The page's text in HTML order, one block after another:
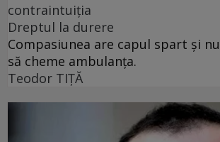
contraintuiția
Dreptul la durere
Compasiunea are capul spart și
să cheme ambulanța.
Teodor TIŢĂ